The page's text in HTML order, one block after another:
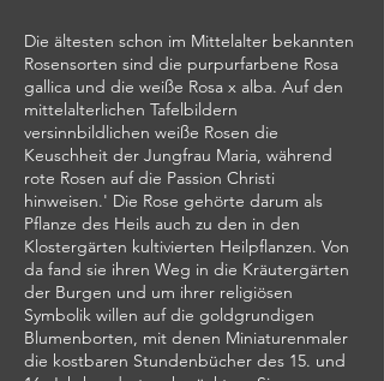
Die ältesten schon im Mittelalter bekannten
Rosensorten sind die purpurfarbene Rosa
gallica und die weiße Rosa x alba. Auf den
mittelalterlichen Tafelbildern
versinnbildlichen weiße Rosen die
Keuschheit der Jungfrau Maria, während
rote Rosen auf die Passion Christi
hinweisen.' Die Rose gehörte darum als
Pflanze des Heils auch zu den in den
Klostergärten kultivierten Heilpflanzen. Von
da fand sie ihren Weg in die Kräutergärten
der Burgen und um ihrer religiösen
Symbolik willen auf die goldgrundigen
Blumenborten, mit denen Miniaturenmaler
die kostbaren Stundenbücher des 15. und